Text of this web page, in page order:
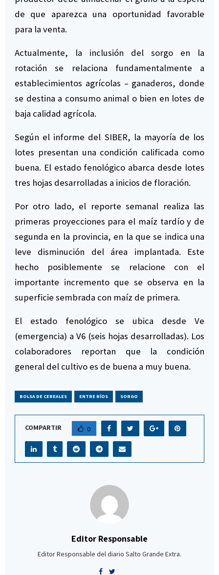
de que aparezca una oportunidad favorable
para la venta.
Actualmente, la inclusión del sorgo en la
rotación se relaciona fundamentalmente a
establecimientos agrícolas – ganaderos, donde
se destina a consumo animal o bien en lotes de
baja calidad agrícola.
Según el informe del SIBER, la mayoría de los
lotes presentan una condición calificada como
buena. El estado fenológico abarca desde lotes
tres hojas desarrolladas a inicios de floración.
Por otro lado, el reporte semanal realiza las
primeras proyecciones para el maíz tardío y de
segunda en la provincia, en la que se indica una
leve disminución del área implantada. Este
hecho posiblemente se relacione con el
importante incremento que se observa en la
superficie sembrada con maíz de primera.
El estado fenológico se ubica desde Ve
(emergencia) a V6 (seis hojas desarrolladas). Los
colaboradores reportan que la condición
general del cultivo es de buena a muy buena.
BOLSA DE CEREALES ENTRE RÍOS SORGO
COMPARTIR 0
Editor Responsable
Editor Responsable del diario Salto Grande Extra.